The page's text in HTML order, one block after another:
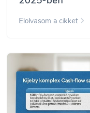
Elolvasom a cikket